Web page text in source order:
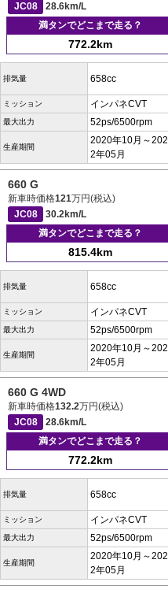
JC08
28.6km/L
満タンでどこまで走る？
772.2km
排気量 658cc
ミッション インパネCVT
最大出力 52ps/6500rpm
生産期間
2020年10月～202
2年05月
660 G
新車時価格121万円(税込)
JC08
30.2km/L
満タンでどこまで走る？
815.4km
排気量 658cc
ミッション インパネCVT
最大出力 52ps/6500rpm
生産期間
2020年10月～202
2年05月
660 G 4WD
新車時価格132.2万円(税込)
JC08
28.6km/L
満タンでどこまで走る？
772.2km
排気量 658cc
ミッション インパネCVT
最大出力 52ps/6500rpm
生産期間
2020年10月～202
2年05月